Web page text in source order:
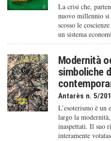
La crisi che,
nuovo millennio si
scosso le
un sistema
Modernità
simboliche
Antarès n. 5/
L’esoterismo è un
largo la
inaspettati. Il suo
interamente